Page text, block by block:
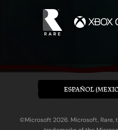
ESPAÑOL
©Microsoft 2026. Microsoft, Rare,